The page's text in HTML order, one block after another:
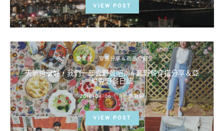
VIEW POST
愛漂亮 穿搭分享＆商品介紹
天氣這麼好，我們一起去野餐吧♫ 6 套野餐穿搭分享＆亞
尼克野餐日誌
POSTED
ON
2016-04-06 BY 流氓顆
VIEW POST